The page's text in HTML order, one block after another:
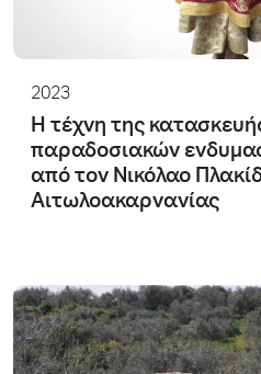
2023
Η τέχνη της
παραδοσιακών
από τον Νικόλαο
Αιτωλοακαρνανίας